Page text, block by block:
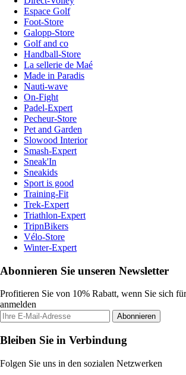
Espace Golf
Foot-Store
Galopp-Store
Golf and co
Handball-Store
La sellerie de Maé
Made in Paradis
Nauti-wave
On-Fight
Padel-Expert
Pecheur-Store
Pet and Garden
Slowood Interior
Smash-Expert
Sneak'In
Sneakids
Sport is good
Training-Fit
Trek-Expert
Triathlon-Expert
TripnBikers
Vélo-Store
Winter-Expert
Abonnieren Sie unseren Newsletter
Profitieren Sie von 10% Rabatt, wenn Sie sich
anmelden
Abonnieren
Bleiben Sie in Verbindung
Folgen Sie uns in den sozialen Netzwerken